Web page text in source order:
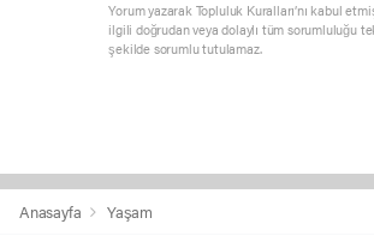
Yorum yazarak Topluluk Kuralları’nı kabul
ilgili doğrudan veya dolaylı tüm sorumluluğu
şekilde sorumlu tutulamaz.
Anasayfa Yaşam